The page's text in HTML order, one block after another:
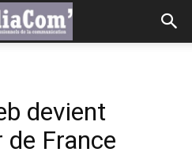
devient
France